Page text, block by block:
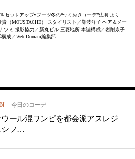
セットアップxブーツ冬の“つくおきコーデ”法則 より
（MOUSTACHE） スタイリスト／難波洋子 ヘア＆メー
ツミ 撮影協力／新丸ビル 三菱地所 本誌構成／岩附永子
構成／Web Domani編集部
今日のコーデ
ウール混ワンピを都会派アスレジ
シフ…